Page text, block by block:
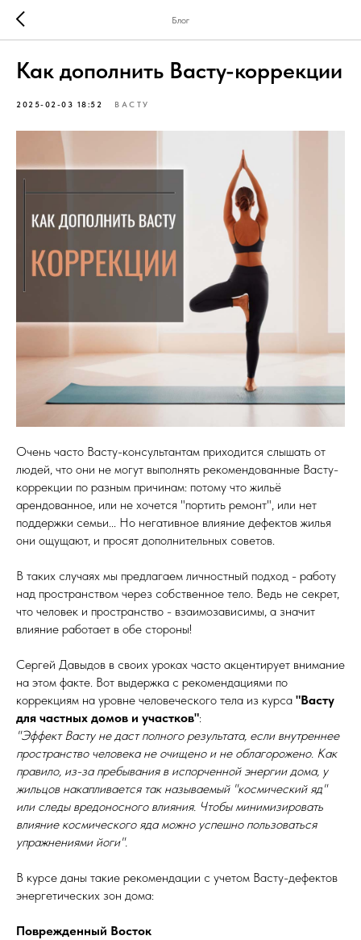
Блог
Как дополнить Васту-коррекции
2025-02-03 18:52 ВАСТУ
Очень часто Васту-консультантам приходится слышать от
людей, что они не могут выполнять рекомендованные Васту-
коррекции по разным причинам: потому что жильё
арендованное, или не хочется "портить ремонт", или нет
поддержки семьи... Но негативное влияние дефектов жилья
они ощущают, и просят дополнительных советов.
В таких случаях мы предлагаем личностный подход - работу
над пространством через собственное тело. Ведь не секрет,
что человек и пространство - взаимозависимы, а значит
влияние работает в обе стороны!
Сергей Давыдов в своих уроках часто акцентирует внимание
на этом факте. Вот выдержка с рекомендациями по
коррекциям на уровне человеческого тела из курса "Васту
для частных домов и участков":
"Эффект Васту не даст полного результата, если внутреннее
пространство человека не очищено и не облагорожено. Как
правило, из-за пребывания в испорченной энергии дома, у
жильцов накапливается так называемый "космический яд"
или следы вредоносного влияния. Чтобы минимизировать
влияние космического яда можно успешно пользоваться
упражнениями йоги".
В курсе даны такие рекомендации с учетом Васту-дефектов
энергетических зон дома:
Поврежденный Восток